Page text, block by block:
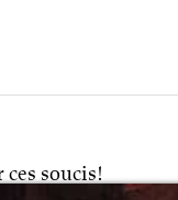
soucis!